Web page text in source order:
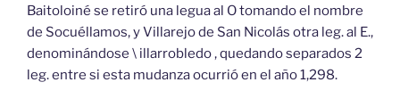
Baitoloiné se retiró una legua al O tomando el nombre
de Socuéllamos, y Villarejo de San Nicolás otra leg. al E.,
denominándose \ illarrobledo , quedando separados 2
leg. entre si esta mudanza ocurrió en el año 1,298.